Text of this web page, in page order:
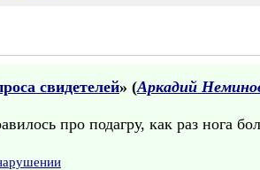
свидетелей» (Аркадий
про подагру, как раз нога